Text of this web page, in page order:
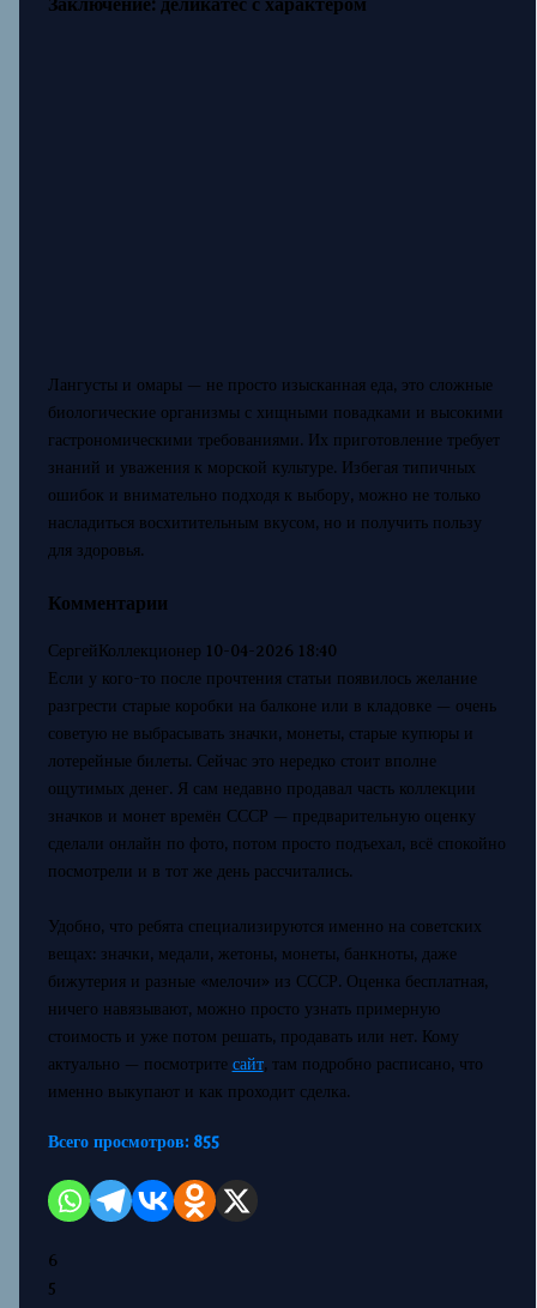
Лангусты и омары — не просто изысканная еда, это сложные
биологические организмы с хищными повадками и высокими
гастрономическими требованиями. Их приготовление требует
знаний и уважения к морской культуре. Избегая типичных
ошибок и внимательно подходя к выбору, можно не только
насладиться восхитительным вкусом, но и получить пользу
для здоровья.
Комментарии
СергейКоллекционер 10-04-2026 18:40
Если у кого-то после прочтения статьи появилось желание
разгрести старые коробки на балконе или в кладовке — очень
советую не выбрасывать значки, монеты, старые купюры и
лотерейные билеты. Сейчас это нередко стоит вполне
ощутимых денег. Я сам недавно продавал часть коллекции
значков и монет времён СССР — предварительную оценку
сделали онлайн по фото, потом просто подъехал, всё спокойно
посмотрели и в тот же день рассчитались.
Удобно, что ребята специализируются именно на советских
вещах: значки, медали, жетоны, монеты, банкноты, даже
бижутерия и разные «мелочи» из СССР. Оценка бесплатная,
ничего навязывают, можно просто узнать примерную
стоимость и уже потом решать, продавать или нет. Кому
актуально — посмотрите сайт, там подробно расписано, что
именно выкупают и как проходит сделка.
Всего просмотров: 855
6
5